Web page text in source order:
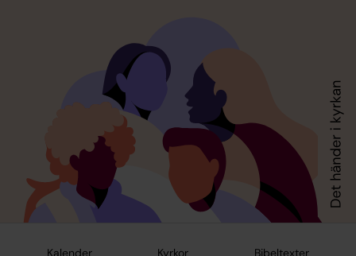
Kalender Kyrkor Bibeltexter